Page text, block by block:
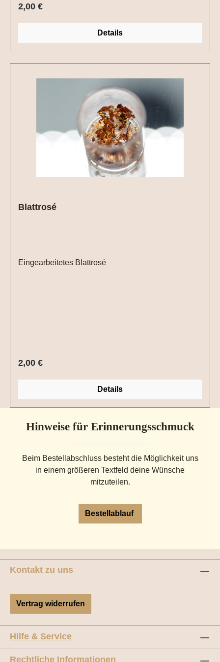
Regulärer Preis:
2,00 €
Details
Blattrosé
Eingearbeitetes Blattrosé
Regulärer Preis:
2,00 €
Details
Hinweise für Erinnerungsschmuck
Beim Bestellabschluss besteht die Möglichkeit uns
in einem größeren Textfeld deine Wünsche
mitzuteilen.
Bestellablauf
Kontakt zu uns
Vertrag widerrufen
Hilfe & Service
Rechtliche Informationen